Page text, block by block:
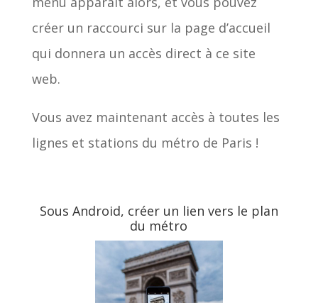
créer un raccourci sur la page d’accueil
qui donnera un accès direct à ce site
web.
Vous avez maintenant accès à toutes les
lignes et stations du métro de Paris !
Sous Android, créer un lien vers le plan
du métro